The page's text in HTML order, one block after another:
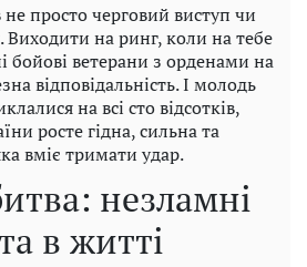
не просто черговий виступ чи
Виходити на ринг, коли на тебе
бойові ветерани з орденами на
відповідальність. І молодь
на всі сто відсотків,
росте гідна, сильна та
вміє тримати удар.
незламні
в житті